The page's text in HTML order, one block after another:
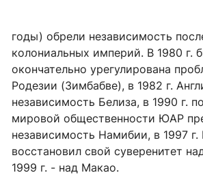
годы) обрели независимость
колониальных империй. В 1980 г.
окончательно урегулирована
Родезии (Зимбабве), в 1982 г.
независимость Белиза, в 1990 г.
мировой общественности ЮАР
независимость Намибии, в 1997 г.
восстановил свой суверенитет
1999 г. - над Макао.